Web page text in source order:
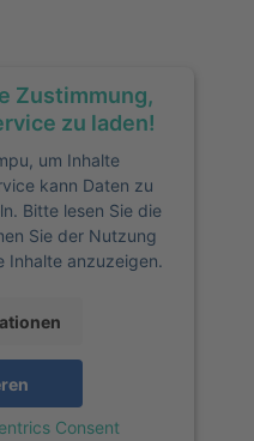
Zustimmung,
zu laden!
um Inhalte
kann Daten zu
Bitte lesen Sie die
Sie der Nutzung
Inhalte anzuzeigen.
Consent